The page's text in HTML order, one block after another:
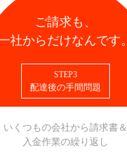
ご請求も、
社からだけなんです。
STEP3
配達後の手間問題
いくつもの会社から請求書＆
入金作業の繰り返し